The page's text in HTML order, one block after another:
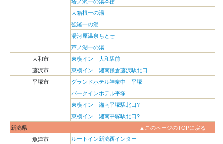
大箱根一の湯
強羅一の湯
湯河原温泉ちとせ
芦ノ湖一の湯
大和市
東横イン 大和駅前
藤沢市
東横イン 湘南鎌倉藤沢駅北口
平塚市
グランドホテル神奈中 平塚
パークインホテル平塚
東横イン 湘南平塚駅北口?
東横イン 湘南平塚駅北口?
▲このページのTOPに戻る
新潟県
魚津市
ルートイン新潟西インター